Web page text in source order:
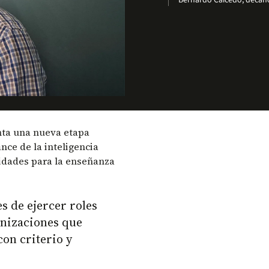
una nueva etapa
de la inteligencia
para la enseñanza
de ejercer roles
que
criterio y